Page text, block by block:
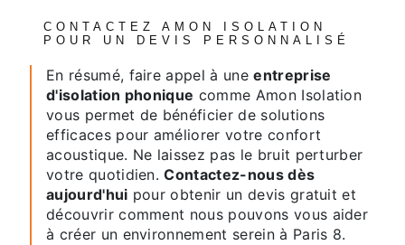
CONTACTEZ AMON ISOLATION
POUR UN DEVIS PERSONNALISÉ
En résumé, faire appel à uneentreprise
d'isolation phonique comme Amon Isolation
vous permet de bénéficier de solutions
efficaces pour améliorer votre confort
acoustique. Ne laissez pas le bruit perturber
votre quotidien.Contactez-nous dès
aujourd'hui pour obtenir un devis gratuit et
découvrir comment nous pouvons vous aider
à créer un environnement serein à Paris 8.